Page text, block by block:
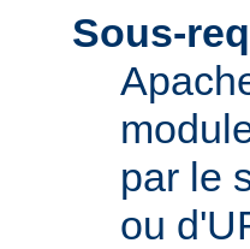
Sous-
par le
ou